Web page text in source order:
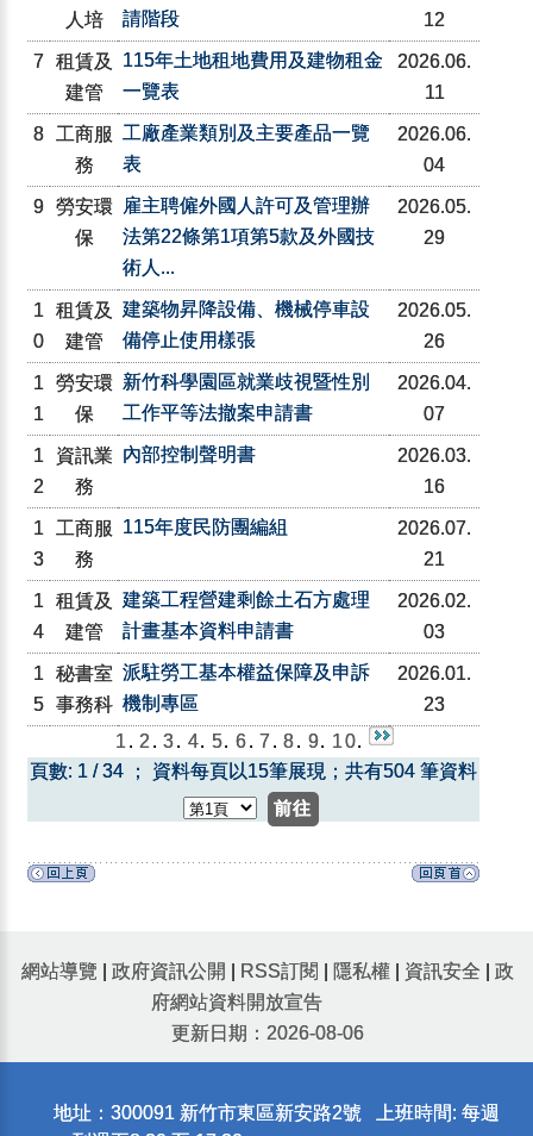
人培
請階段
12
7 租賃及
建管
115年土地租地費用及建物租金
一覽表
2026.06.
11
8
工商服
務
工廠產業類別及主要產品一覽
表
2026.06.
04
9 勞安環
保
雇主聘僱外國人許可及管理辦
法第22條第1項第5款及外國技
術人...
2026.05.
29
1
0
租賃及
建管
建築物昇降設備、機械停車設
備停止使用樣張
2026.05.
26
1
1
勞安環
保
新竹科學園區就業歧視暨性別
工作平等法撤案申請書
2026.04.
07
1
2
資訊業
務
內部控制聲明書
2026.03.
16
1
3
工商服
務
115年度民防團編組
2026.07.
21
1
4
租賃及
建管
建築工程營建剩餘土石方處理
計畫基本資料申請書
2026.02.
03
1
5
秘書室
事務科
派駐勞工基本權益保障及申訴
機制專區
2026.01.
23
1 . 2 . 3. 4. 5. 6. 7. 8. 9. 10.
頁數: 1 / 34 ； 資料每頁以15筆展現；共有504 筆資料
網站導覽 政府資訊公開 RSS訂閱 隱私權 資訊安全
政
府網站資料開放宣告
更新日期：2026-08-06
地址：300091 新竹市東區新安路2號 上班時間: 每週